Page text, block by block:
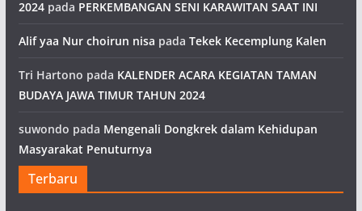
2024pada PERKEMBANGAN SENI KARAWITAN SAAT INI
Alif yaa Nur choirun nisa pada Tekek Kecemplung Kalen
Tri Hartono pada KALENDER ACARA KEGIATAN TAMAN
BUDAYA JAWA TIMUR TAHUN 2024
suwondo pada Mengenali Dongkrek dalam Kehidupan
Masyarakat Penuturnya
Terbaru